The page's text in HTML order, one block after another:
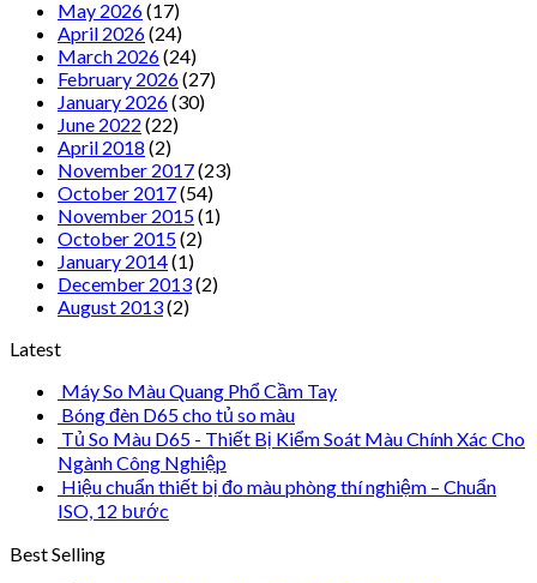
May 2026(17)
April 2026(24)
March 2026(24)
February 2026(27)
January 2026(30)
June 2022 (22)
April 2018 (2)
November 2017(23)
October 2017(54)
November 2015(1)
October 2015(2)
January 2014(1)
December 2013(2)
August 2013(2)
Latest
Máy So Màu Quang Phổ Cầm Tay
Bóng đèn D65 cho tủ so màu
Tủ So Màu D65 - Thiết Bị Kiểm Soát Màu Chính Xác Cho
Ngành Công Nghiệp
Hiệu chuẩn thiết bị đo màu phòng thí nghiệm – Chuẩn
ISO, 12 bước
Best Selling